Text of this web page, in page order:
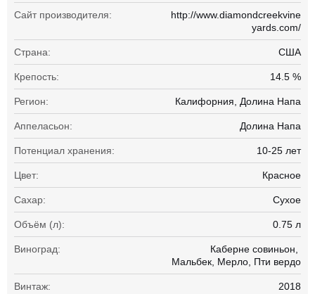
Сайт производителя:
http://www.diamondcreekvine
yards.com/
Страна: США
Крепость: 14.5 %
Регион: Калифорния, Долина Напа
Аппеласьон: Долина Напа
Потенциал хранения: 10-25 лет
Цвет: Красное
Сахар: Сухое
Объём (л): 0.75 л
Виноград:
Каберне совиньон
Мальбек Мерло Пти вердо
Винтаж: 2018